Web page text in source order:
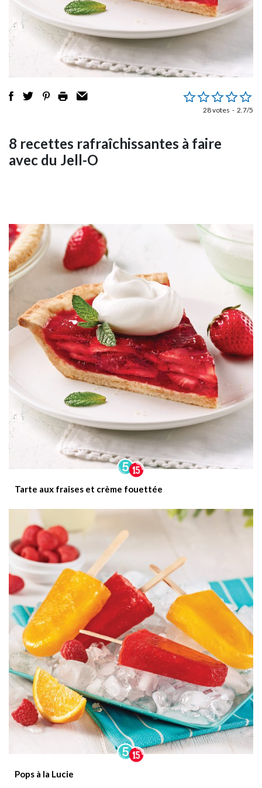
28 votes 2.7/5
8 recettes rafraîchissantes à faire
avec du Jell-O
Tarte aux fraises et crème fouettée
Pops à la Lucie